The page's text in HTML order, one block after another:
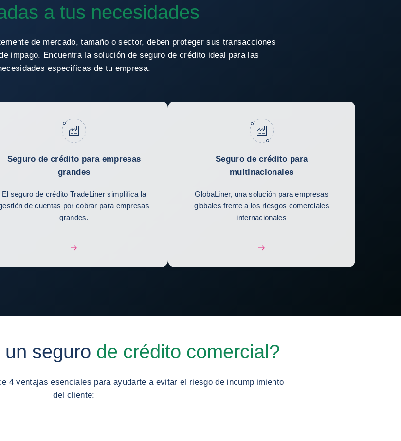
a tus necesidades
de mercado, tamaño o sector, deben proteger sus transacciones
impago. Encuentra la solución de seguro de crédito ideal para las
específicas de tu empresa.
Seguro de crédito para empresas
grandes
El seguro de crédito TradeLiner simplifica la
de cuentas por cobrar para empresas
grandes.
Seguro de crédito para
multinacionales
GlobaLiner, una solución para empresas
globales frente a los riesgos comerciales
internacionales
seguro de crédito comercial?
4 ventajas esenciales para ayudarte a evitar el riesgo de incumplimiento
del cliente: